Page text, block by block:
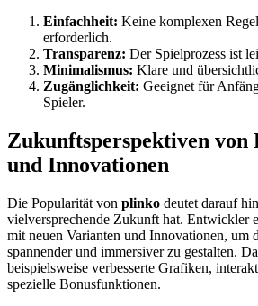
Einfachheit: Keine komplexen
erforderlich.
Transparenz: Der Spielprozess ist
Minimalismus: Klare und
Zugänglichkeit: Geeignet für
Spieler.
Zukunftsperspektiven von
und Innovationen
Die Popularität von plinko deutet darauf
vielversprechende Zukunft hat. Entwickler
mit neuen Varianten und Innovationen, um
spannender und immersiver zu gestalten.
beispielsweise verbesserte Grafiken,
spezielle Bonusfunktionen.